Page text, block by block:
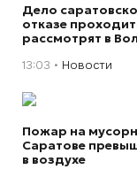
Дело
отказе
рассмотрят в
13:03 Новости
Пожар на
Саратове
в воздухе